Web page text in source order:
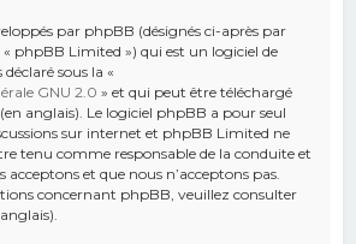
par phpBB (désignés ci-après par
phpBB Limited ») qui est un logiciel de
sous la «
GNU 2.0 » et qui peut être téléchargé
(en anglais). Le logiciel phpBB a pour seul
sur internet et phpBB Limited ne
tenu comme responsable de la conduite et
et que nous n’acceptons pas.
concernant phpBB, veuillez consulter